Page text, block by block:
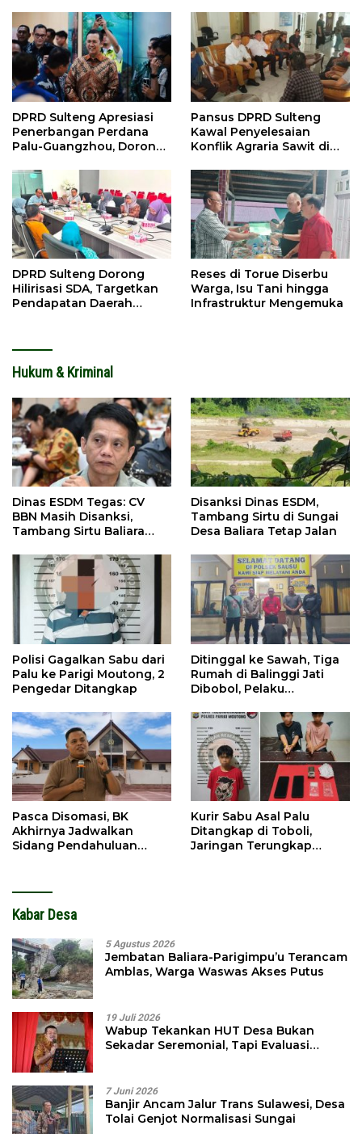
DPRD Sulteng Apresiasi
Penerbangan Perdana
Palu-Guangzhou, Dorong
Pansus DPRD Sulteng
Kawal Penyelesaian
Konflik Agraria Sawit di
DPRD Sulteng Dorong
Hilirisasi SDA, Targetkan
Pendapatan Daerah
Reses di Torue Diserbu
Warga, Isu Tani hingga
Infrastruktur Mengemuka
Hukum & Kriminal
Dinas ESDM Tegas: CV
BBN Masih Disanksi,
Tambang Sirtu Baliara
Disanksi Dinas ESDM,
Tambang Sirtu di Sungai
Desa Baliara Tetap Jalan
Polisi Gagalkan Sabu dari
Palu ke Parigi Moutong, 2
Pengedar Ditangkap
Ditinggal ke Sawah, Tiga
Rumah di Balinggi Jati
Dibobol, Pelaku
Pasca Disomasi, BK
Akhirnya Jadwalkan
Sidang Pendahuluan
Kurir Sabu Asal Palu
Ditangkap di Toboli,
Jaringan Terungkap
Kabar Desa
5 Agustus 2026
Jembatan Baliara-Parigimpu’u Terancam
Amblas, Warga Waswas Akses Putus
19 Juli 2026
Wabup Tekankan HUT Desa Bukan
Sekadar Seremonial, Tapi Evaluasi
7 Juni 2026
Banjir Ancam Jalur Trans Sulawesi, Desa
Tolai Genjot Normalisasi Sungai